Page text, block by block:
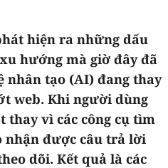
hiện ra những dấu
hướng mà giờ đây đã
nhân tạo (AI) đang thay
web. Khi người dùng
thay vì các công cụ tìm
nhận được câu trả lời
dõi. Kết quả là các